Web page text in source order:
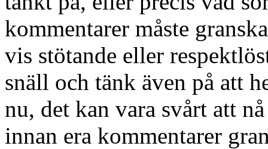
kommentarer måste
vis stötande eller
snäll och tänk även på att
nu, det kan vara svårt att
innan era kommentarer